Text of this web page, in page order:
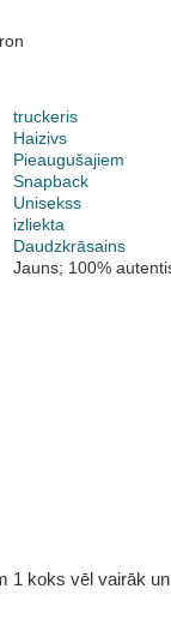
truckeris
Haizivs
Pieaugušajiem
Snapback
Unisekss
izliekta
Daudzkrāsains
Jauns; 100%
koks vēl vairāk